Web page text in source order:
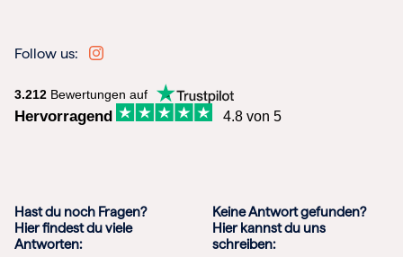
Follow us:
3.212 Bewertungen auf
Hervorragend 4.8 von 5
Hast du noch Fragen?
Hier findest du viele
Antworten:
Keine Antwort gefunden?
Hier kannst du uns
schreiben: